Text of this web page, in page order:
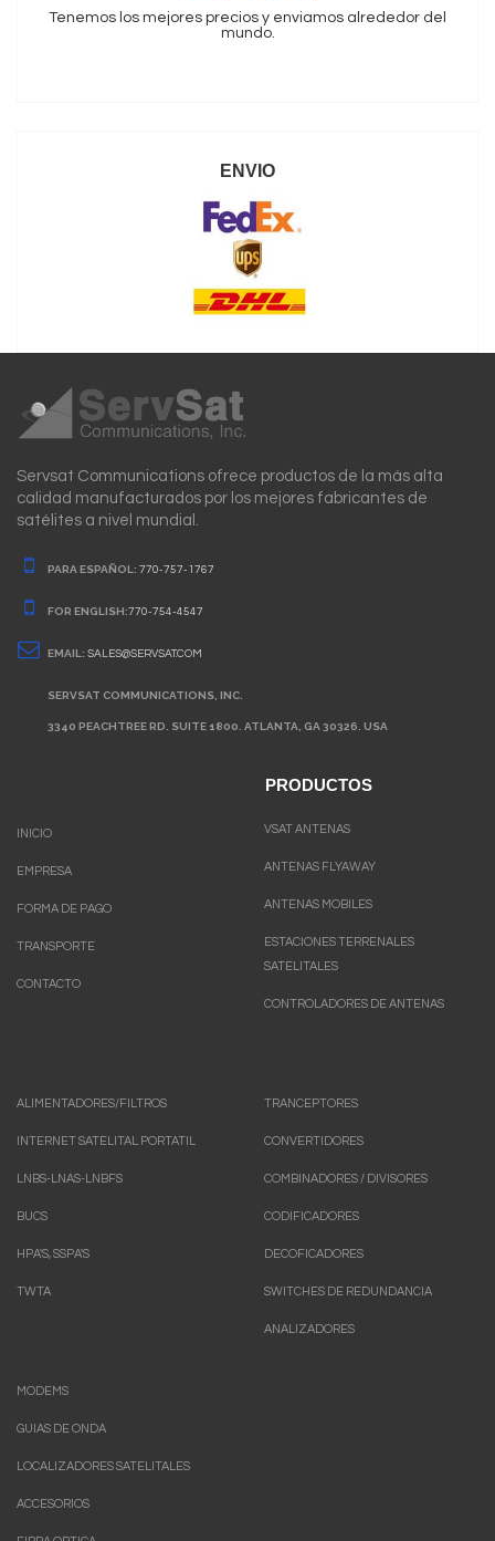
Tenemos los mejores precios y enviamos alrededor del
mundo.
ENVIO
Servsat Communications ofrece productos de la más alta
calidad manufacturados por los mejores fabricantes de
satélites a nivel mundial.
PARA ESPAÑOL: 770-757-1767
FOR ENGLISH:770-754-4547
EMAIL: SALES@SERVSAT.COM
SERVSAT COMMUNICATIONS, INC.
3340 PEACHTREE RD. SUITE 1800. ATLANTA, GA 30326. USA
INICIO
EMPRESA
FORMA DE PAGO
TRANSPORTE
CONTACTO
PRODUCTOS
VSAT ANTENAS
ANTENAS FLYAWAY
ANTENAS MOBILES
ESTACIONES TERRENALES
SATELITALES
CONTROLADORES DE ANTENAS
ALIMENTADORES/FILTROS
INTERNET SATELITAL PORTATIL
LNBS-LNAS-LNBFS
BUCS
HPA'S, SSPA'S
TWTA
TRANCEPTORES
CONVERTIDORES
COMBINADORES / DIVISORES
CODIFICADORES
DECOFICADORES
SWITCHES DE REDUNDANCIA
ANALIZADORES
MODEMS
GUIAS DE ONDA
LOCALIZADORES SATELITALES
ACCESORIOS